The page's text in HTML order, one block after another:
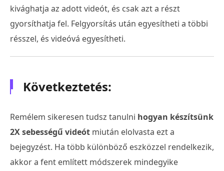
kivághatja az adott videót, és csak azt a részt
gyorsíthatja fel. Felgyorsítás után egyesítheti a többi
résszel, és videóvá egyesítheti.
Következtetés:
Remélem sikeresen tudsz tanulni hogyan készítsünk
2X sebességű videót miután elolvasta ezt a
bejegyzést. Ha több különböző eszközzel rendelkezik,
akkor a fent említett módszerek mindegyike